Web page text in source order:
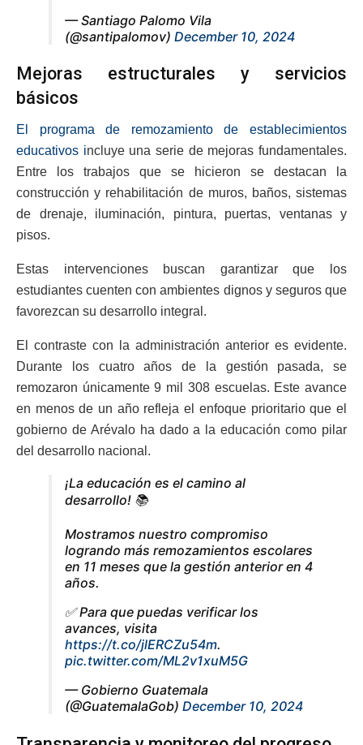
— Santiago Palomo Vila
(@santipalomov) December 10, 2024
Mejoras estructurales y servicios
básicos
El programa de remozamiento de establecimientos
educativos incluye una serie de mejoras fundamentales.
Entre los trabajos que se hicieron se destacan la
construcción y rehabilitación de muros, baños, sistemas
de drenaje, iluminación, pintura, puertas, ventanas y
pisos.
Estas intervenciones buscan garantizar que los
estudiantes cuenten con ambientes dignos y seguros que
favorezcan su desarrollo integral.
El contraste con la administración anterior es evidente.
Durante los cuatro años de la gestión pasada, se
remozaron únicamente 9 mil 308 escuelas. Este avance
en menos de un año refleja el enfoque prioritario que el
gobierno de Arévalo ha dado a la educación como pilar
del desarrollo nacional.
¡La educación es el camino al
desarrollo! 📚
Mostramos nuestro compromiso
logrando más remozamientos escolares
en 11 meses que la gestión anterior en 4
años.
✅ Para que puedas verificar los
avances, visita
https://t.co/jlERCZu54m.
pic.twitter.com/ML2v1xuM5G
— Gobierno Guatemala
(@GuatemalaGob) December 10, 2024